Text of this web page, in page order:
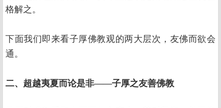
格解之。
下面我们即来看子厚佛教观的两大层次，友佛而欲会
通。
二、超越夷夏而论是非——子厚之友善佛教